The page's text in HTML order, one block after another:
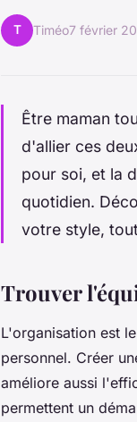
T Timéo7 février
Être maman
d'allier ces
pour soi, et la
quotidien.
votre style,
Trouver
L'organisation est
personnel. Créer
améliore aussi
permettent un